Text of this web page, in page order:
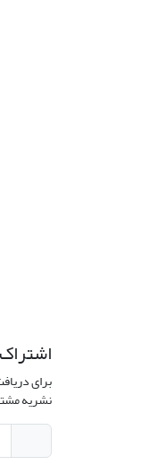
برای
نشریه